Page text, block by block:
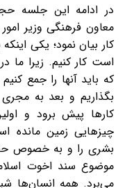
در ادامه این جلسه
معاون فرهنگی وزیر امور
کار بیان نمود؛ یکی
است کار کنیم. زیرا ما
که باید آنها را جمع
بگذاریم و بعد به
کارها پیش برود و
چیزهایی زمین مانده
بشری را و به خصوص
موضوع سند اخوت
می‌برد. همه انسان‌ها